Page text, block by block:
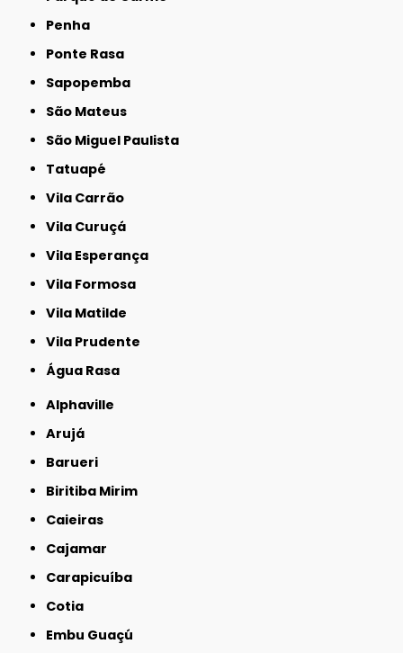
Penha
Ponte Rasa
Sapopemba
São Mateus
São Miguel Paulista
Tatuapé
Vila Carrão
Vila Curuçá
Vila Esperança
Vila Formosa
Vila Matilde
Vila Prudente
Água Rasa
Alphaville
Arujá
Barueri
Biritiba Mirim
Caieiras
Cajamar
Carapicuíba
Cotia
Embu Guaçú